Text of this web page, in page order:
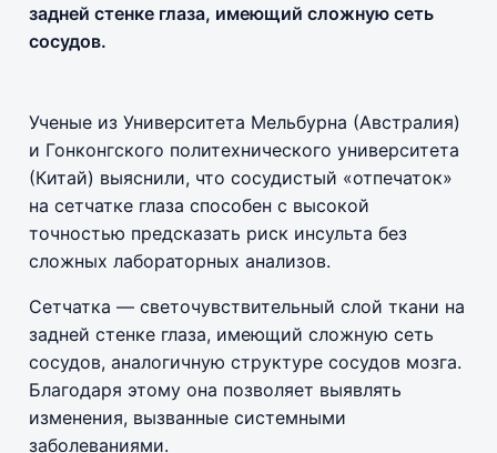
задней стенке глаза, имеющий сложную сеть
сосудов.
Ученые из Университета Мельбурна (Австралия)
и Гонконгского политехнического университета
(Китай) выяснили, что сосудистый «отпечаток»
на сетчатке глаза способен с высокой
точностью предсказать риск инсульта без
сложных лабораторных анализов.
Сетчатка — светочувствительный слой ткани на
задней стенке глаза, имеющий сложную сеть
сосудов, аналогичную структуре сосудов мозга.
Благодаря этому она позволяет выявлять
изменения, вызванные системными
заболеваниями.